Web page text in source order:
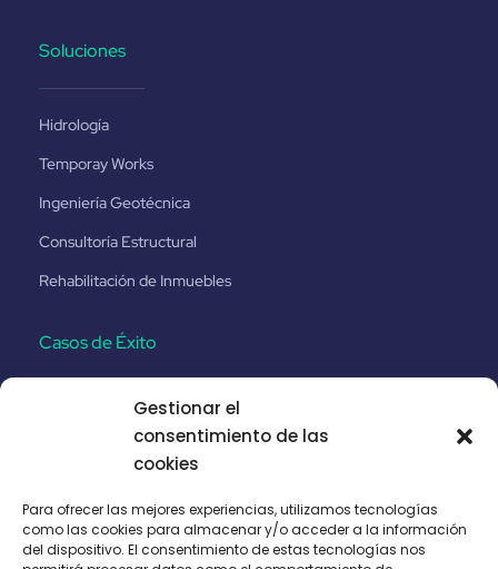
Gestionar el
consentimiento de las
cookies
Para ofrecer las mejores experiencias, utilizamos tecnologías
como las cookies para almacenar y/o acceder a la información
del dispositivo. El consentimiento de estas tecnologías nos
Soluciones
Hidrología
Temporay Works
Ingeniería Geotécnica
Consultoría Estructural
Rehabilitación de Inmuebles
Casos de Éxito
Santa Catalina No.8
Proyecto Ferroviario Etihad-Fase 2
Ferrocarril Malolos–Clark CP N-04